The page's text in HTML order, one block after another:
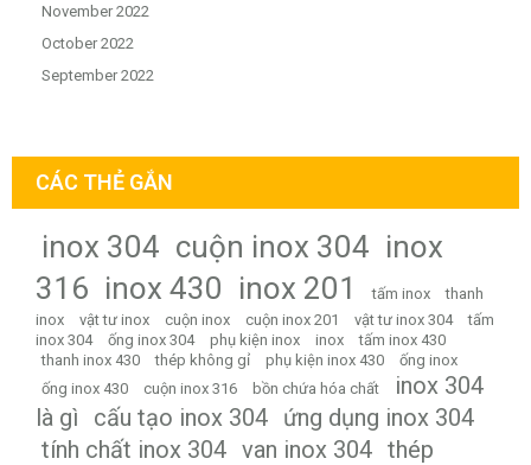
November 2022
October 2022
September 2022
CÁC THẺ GẮN
inox 304 cuộn inox 304 inox
316 inox 430 inox 201 tấm inox
thanh
inox
vật tư inox cuộn inox cuộn inox 201 vật tư inox 304
tấm
inox 304
ống inox 304 phụ kiện inox inox
tấm inox 430
thanh inox 430
thép không gỉ phụ kiện inox 430
ống inox
ống inox 430
cuộn inox 316 bồn chứa hóa chất
inox 304
là gì
cấu tạo inox 304 ứng dụng inox 304
tính chất inox 304 van inox 304 thép